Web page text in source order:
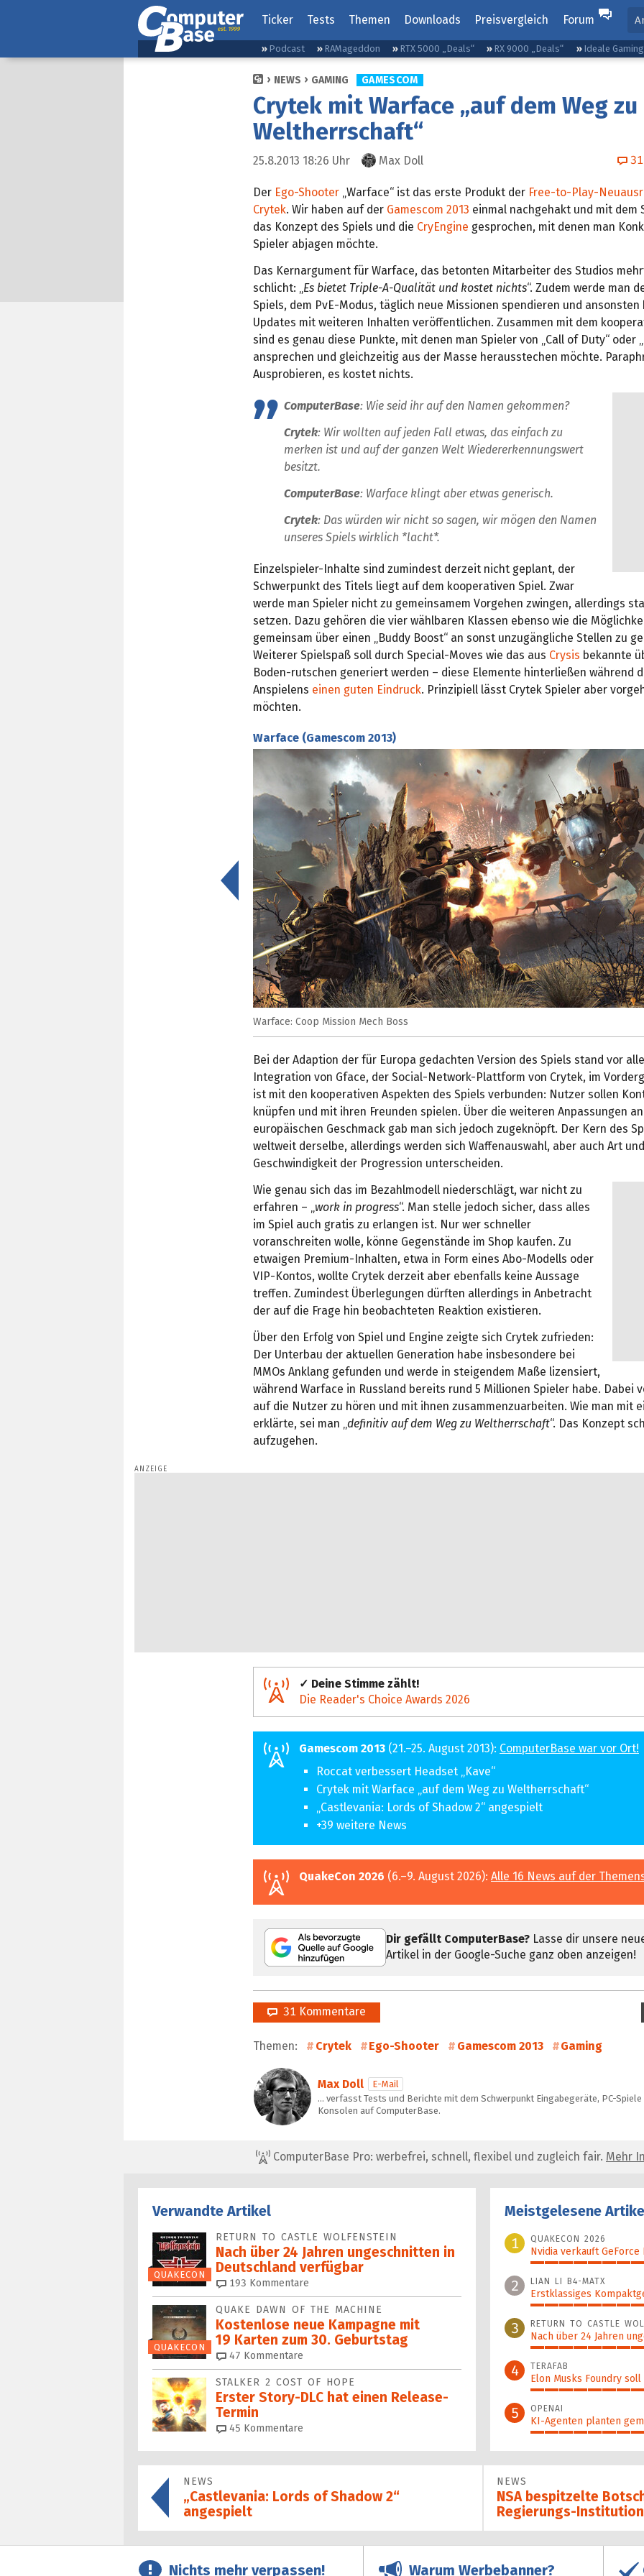
Ticker Tests Themen Downloads Preisvergleich Forum
Podcast RAMageddon RTX 5000 „Deals“ RX 9000 „Deals“ Ideale
NEWS GAMING GAMESCOM
Crytek mit Warface „auf dem Weg zu
Weltherrschaft“
25.8.2013 18:26 Uhr Max Doll 31
Der Ego-Shooter „Warface“ ist das erste Produkt der Free-to-Play-
Crytek. Wir haben auf der Gamescom 2013 einmal nachgehakt und mit dem
das Konzept des Spiels und die CryEngine gesprochen, mit denen man
Spieler abjagen möchte.
Das Kernargument für Warface, das betonten Mitarbeiter des Studios
schlicht: „Es bietet Triple-A-Qualität und kostet nichts“. Zudem werde man
Spiels, dem PvE-Modus, täglich neue Missionen spendieren und ansonsten
Updates mit weiteren Inhalten veröffentlichen. Zusammen mit dem
sind es genau diese Punkte, mit denen man Spieler von „Call of Duty“ oder
ansprechen und gleichzeitig aus der Masse herausstechen möchte.
Ausprobieren, es kostet nichts.
ComputerBase: Wie seid ihr auf den Namen gekommen?
Crytek: Wir wollten auf jeden Fall etwas, das einfach zu
merken ist und auf der ganzen Welt Wiedererkennungswert
besitzt.
ComputerBase: Warface klingt aber etwas generisch.
Crytek: Das würden wir nicht so sagen, wir mögen den Namen
unseres Spiels wirklich *lacht*.
Einzelspieler-Inhalte sind zumindest derzeit nicht geplant, der
Schwerpunkt des Titels liegt auf dem kooperativen Spiel. Zwar
werde man Spieler nicht zu gemeinsamem Vorgehen zwingen, allerdings
setzen. Dazu gehören die vier wählbaren Klassen ebenso wie die
gemeinsam über einen „Buddy Boost“ an sonst unzugängliche Stellen zu
Weiterer Spielspaß soll durch Special-Moves wie das aus Crysis bekannte
Boden-rutschen generiert werden – diese Elemente hinterließen während
Anspielens einen guten Eindruck. Prinzipiell lässt Crytek Spieler aber
möchten.
Warface (Gamescom 2013)
Warface: Coop Mission Mech Boss
<
Bei der Adaption der für Europa gedachten Version des Spiels stand vor
Integration von Gface, der Social-Network-Plattform von Crytek, im
ist mit den kooperativen Aspekten des Spiels verbunden: Nutzer sollen
knüpfen und mit ihren Freunden spielen. Über die weiteren Anpassungen
europäischen Geschmack gab man sich jedoch zugeknöpft. Der Kern des
weltweit derselbe, allerdings werden sich Waffenauswahl, aber auch Art und
Geschwindigkeit der Progression unterscheiden.
Wie genau sich das im Bezahlmodell niederschlägt, war nicht zu
erfahren – „work in progress“. Man stelle jedoch sicher, dass alles
im Spiel auch gratis zu erlangen ist. Nur wer schneller
voranschreiten wolle, könne Gegenstände im Shop kaufen. Zu
etwaigen Premium-Inhalten, etwa in Form eines Abo-Modells oder
VIP-Kontos, wollte Crytek derzeit aber ebenfalls keine Aussage
treffen. Zumindest Überlegungen dürften allerdings in Anbetracht
der auf die Frage hin beobachteten Reaktion existieren.
Über den Erfolg von Spiel und Engine zeigte sich Crytek zufrieden:
Der Unterbau der aktuellen Generation habe insbesondere bei
MMOs Anklang gefunden und werde in steigendem Maße lizensiert,
während Warface in Russland bereits rund 5 Millionen Spieler habe. Dabei
auf die Nutzer zu hören und mit ihnen zusammenzuarbeiten. Wie man mit
erklärte, sei man „definitiv auf dem Weg zu Weltherrschaft“. Das Konzept
aufzugehen.
✓ Deine Stimme zählt!
Die Reader's Choice Awards 2026
Gamescom 2013 (21.–25. August 2013): ComputerBase war vor Ort!
Roccat verbessert Headset „Kave“
Crytek mit Warface „auf dem Weg zu Weltherrschaft“
„Castlevania: Lords of Shadow 2“ angespielt
+39 weitere News
QuakeCon 2026 (6.–9. August 2026): Alle 16 News auf der
Dir gefällt ComputerBase? Lasse dir unsere
Artikel in der Google-Suche ganz oben anzeigen!
31 Kommentare
Themen: Crytek Ego-Shooter Gamescom 2013 Gaming
Max Doll
E-Mail
… verfasst Tests und Berichte mit dem Schwerpunkt Eingabegeräte, PC-Spiele
Konsolen auf ComputerBase.
ComputerBase Pro: werbefrei, schnell, flexibel und zugleich fair. Mehr
Verwandte Artikel
QUAKECON
RETURN TO CASTLE WOLFENSTEIN
Nach über 24 Jahren ungeschnitten in
Deutschland verfügbar
193 Kommentare
QUAKECON
QUAKE DAWN OF THE MACHINE
Kostenlose neue Kampagne mit
19 Karten zum 30. Geburtstag
47 Kommentare
STALKER 2 COST OF HOPE
Erster Story-DLC hat einen Release-
Termin
45 Kommentare
Meistgelesene
1
QUAKECON 2026
Nvidia verkauft GeForce
100%
2 LIAN LI B4-MATX
Erstklassiges
96%
3 RETURN TO CASTLE
Nach über 24 Jahren
89%
4 TERAFAB
Elon Musks Foundry
78%
5 OPENAI
KI-Agenten planten
70%
NEWS
„Castlevania: Lords of Shadow 2“
angespielt
NEWS
NSA bespitzelte
Regierungs-
Nichts mehr verpassen! Warum Werbebanner?